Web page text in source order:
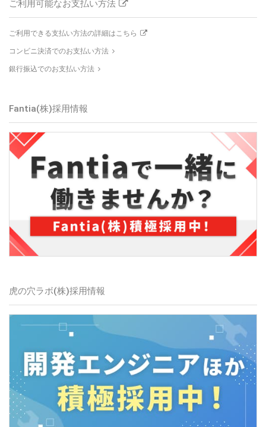
ご利用可能なお支払い方法
ご利用できる支払い方法の詳細はこちら
コンビニ決済でのお支払い方法
銀行振込でのお支払い方法
Fantia(株)採用情報
虎の穴ラボ(株)採用情報